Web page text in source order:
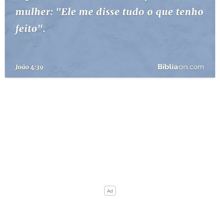
TEMAS
PERGUNTE À BÍBLIA
QUEM SOMOS